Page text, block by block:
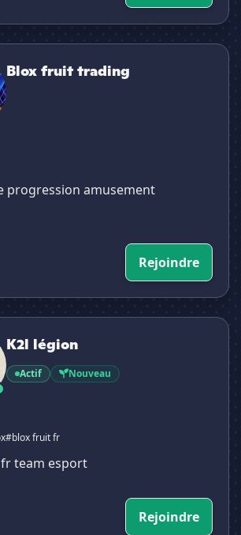
Blox fruit trading
progression amusement
Rejoindre
K2l légion
Actif Nouveau
#blox fruit fr
team esport
Rejoindre